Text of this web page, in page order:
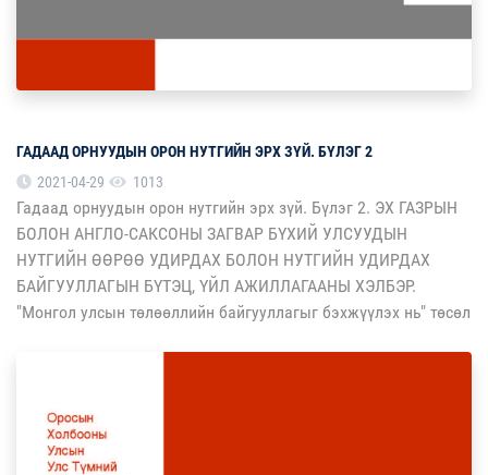
ГАДААД ОРНУУДЫН ОРОН НУТГИЙН ЭРХ ЗҮЙ. БҮЛЭГ 2
2021-04-29
1013
Гадаад орнуудын орон нутгийн эрх зүй. Бүлэг 2. ЭХ ГАЗРЫН
БОЛОН АНГЛО-САКСОНЫ ЗАГВАР БҮХИЙ УЛСУУДЫН
НУТГИЙН ӨӨРӨӨ УДИРДАХ БОЛОН НУТГИЙН УДИРДАХ
БАЙГУУЛЛАГЫН БҮТЭЦ, ҮЙЛ АЖИЛЛАГААНЫ ХЭЛБЭР.
"Монгол улсын төлөөллийн байгууллагыг бэхжүүлэх нь" төсөл